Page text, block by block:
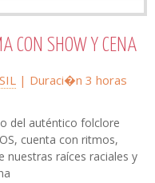
CON SHOW Y CENA
| Duraci�n 3 horas
del auténtico folclore
cuenta con ritmos,
nuestras raíces raciales y